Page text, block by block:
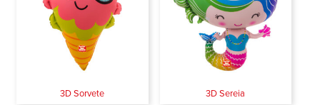
3D Sorvete 3D Sereia